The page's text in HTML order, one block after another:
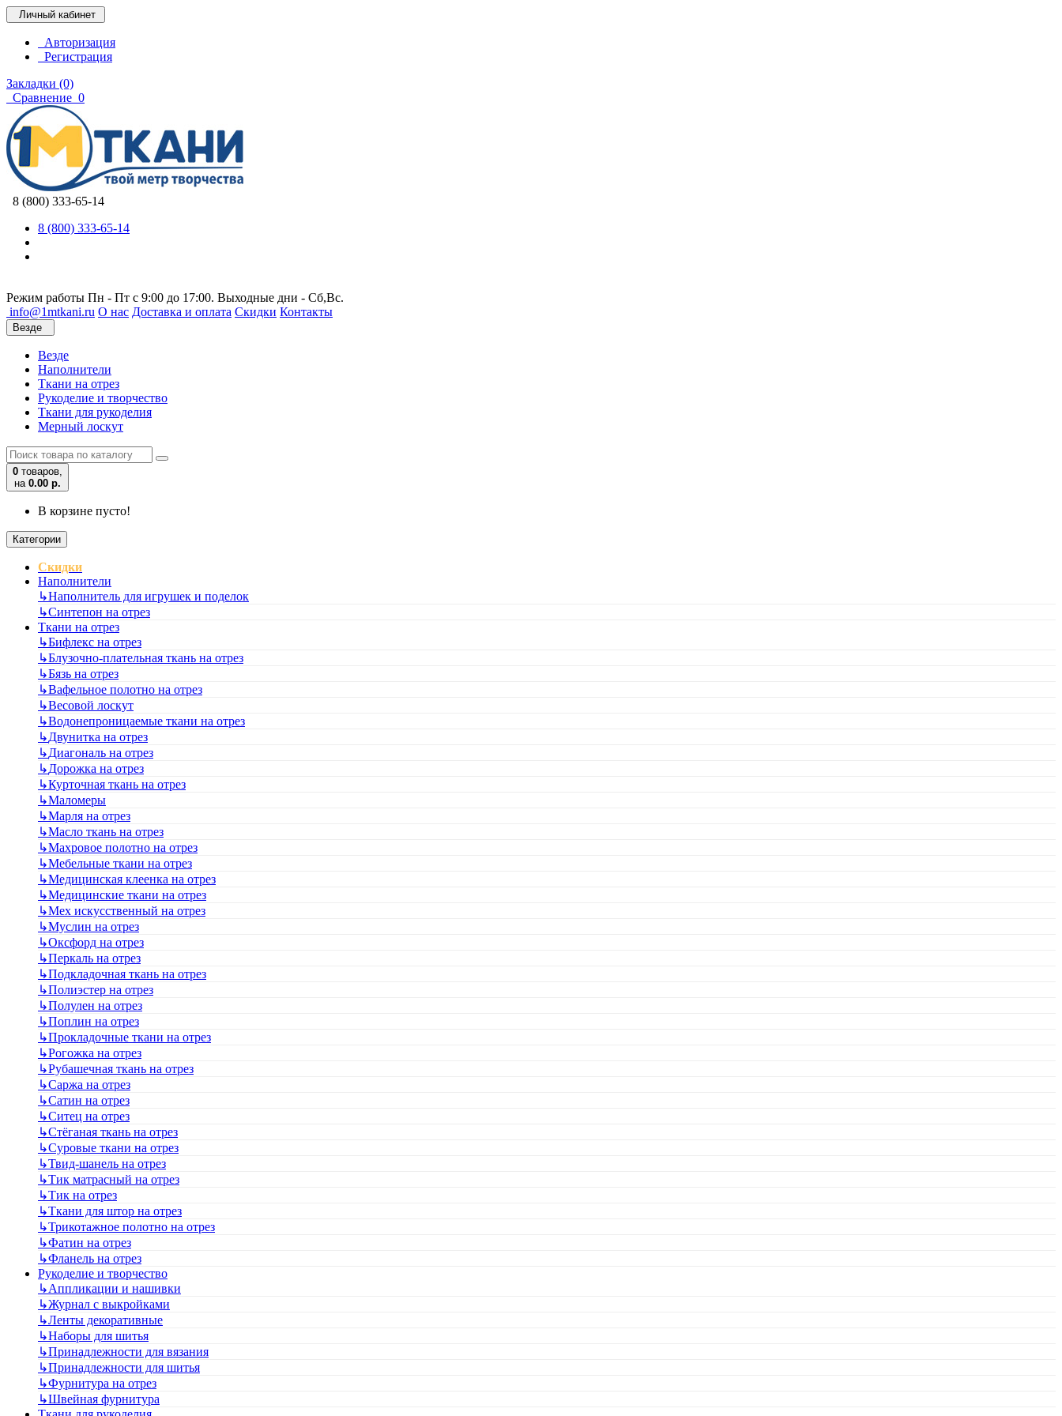
Личный кабинет
Авторизация
Регистрация
Закладки (0)
Сравнение 0
8 (800) 333-65-14
8 (800) 333-65-14
Режим работы Пн - Пт с 9:00 до 17:00. Выходные дни - Сб,Вс.
info@1mtkani.ru О нас Доставка и оплата Скидки Контакты
Везде
Везде
Наполнители
Ткани на отрез
Рукоделие и творчество
Ткани для рукоделия
Мерный лоскут
0 товаров,
на 0.00 р.
В корзине пусто!
Категории
Скидки
Наполнители
↳Наполнитель для игрушек и поделок
↳Синтепон на отрез
Ткани на отрез
↳Бифлекс на отрез
↳Блузочно-плательная ткань на отрез
↳Бязь на отрез
↳Вафельное полотно на отрез
↳Весовой лоскут
↳Водонепроницаемые ткани на отрез
↳Двунитка на отрез
↳Диагональ на отрез
↳Дорожка на отрез
↳Курточная ткань на отрез
↳Маломеры
↳Марля на отрез
↳Масло ткань на отрез
↳Махровое полотно на отрез
↳Мебельные ткани на отрез
↳Медицинская клеенка на отрез
↳Медицинские ткани на отрез
↳Мех искусственный на отрез
↳Муслин на отрез
↳Оксфорд на отрез
↳Перкаль на отрез
↳Подкладочная ткань на отрез
↳Полиэстер на отрез
↳Полулен на отрез
↳Поплин на отрез
↳Прокладочные ткани на отрез
↳Рогожка на отрез
↳Рубашечная ткань на отрез
↳Саржа на отрез
↳Сатин на отрез
↳Ситец на отрез
↳Стёганая ткань на отрез
↳Суровые ткани на отрез
↳Твид-шанель на отрез
↳Тик матрасный на отрез
↳Тик на отрез
↳Ткани для штор на отрез
↳Трикотажное полотно на отрез
↳Фатин на отрез
↳Фланель на отрез
Рукоделие и творчество
↳Аппликации и нашивки
↳Журнал с выкройками
↳Ленты декоративные
↳Наборы для шитья
↳Принадлежности для вязания
↳Принадлежности для шитья
↳Фурнитура на отрез
↳Швейная фурнитура